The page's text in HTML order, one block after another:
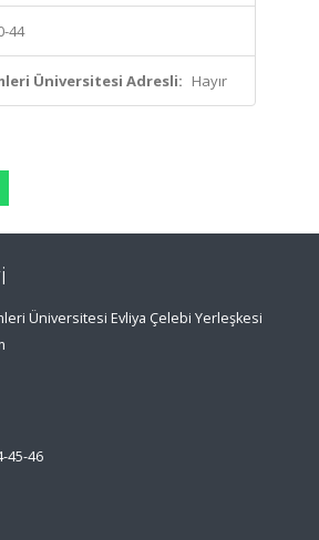
44
Üniversitesi Adresli: Hayır
Üniversitesi Evliya Çelebi Yerleşkesi
45-46